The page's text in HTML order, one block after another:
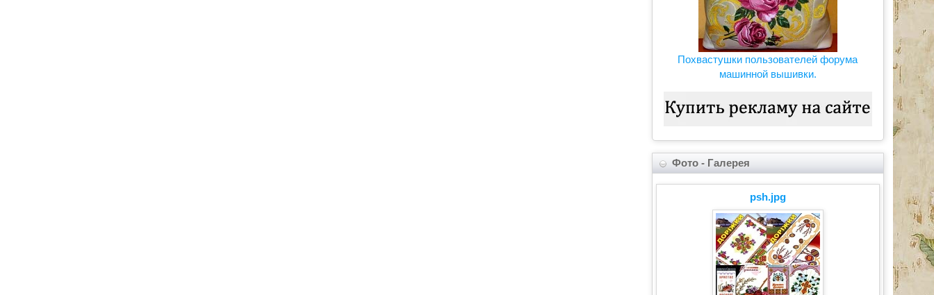
Похвастушки пользователей форума
машинной вышивки.
Фото - Галерея
psh.jpg